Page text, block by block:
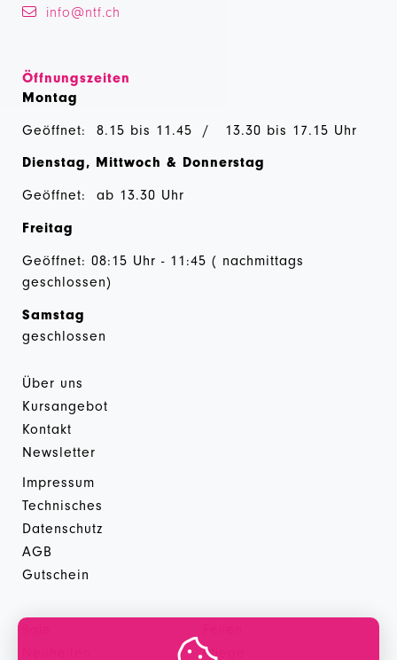
info@ntf.ch
Öffnungszeiten
Montag
Geöffnet: 8.15 bis 11.45 / 13.30 bis 17.15 Uhr
Dienstag, Mittwoch & Donnerstag
Geöffnet: ab 13.30 Uhr
Freitag
Geöffnet: 08:15 Uhr - 11:45 ( nachmittags
geschlossen)
Samstag
geschlossen
Über uns
Kursangebot
Kontakt
Newsletter
Impressum
Technisches
Datenschutz
AGB
Gutschein
Pflege